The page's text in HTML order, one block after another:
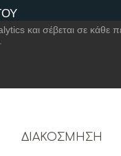
ΔΙΑΚΟΣΜΗΣΗ
και σέβεται σε κάθε